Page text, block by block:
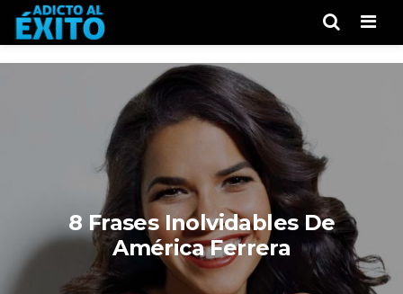
8 Frases Inolvidables De
América Ferrera